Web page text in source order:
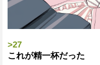
>27
これが精一杯だった